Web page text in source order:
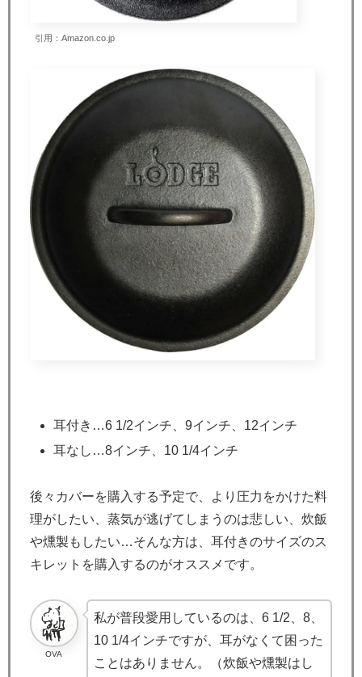
引用：Amazon.co.jp
耳付き…6 1/2インチ、9インチ、12インチ
耳なし…8インチ、10 1/4インチ
後々カバーを購入する予定で、より圧力をかけた料
理がしたい、蒸気が逃げてしまうのは悲しい、炊飯
や燻製もしたい…そんな方は、耳付きのサイズのス
キレットを購入するのがオススメです。
OVA
私が普段愛用しているのは、6 1/2、8、
10 1/4インチですが、耳がなくて困った
ことはありません。（炊飯や燻製はし